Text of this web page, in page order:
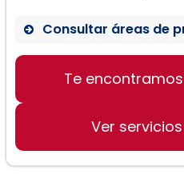
Consultar áreas de
Preparación de
divorcio
Documentos
Te
Ver